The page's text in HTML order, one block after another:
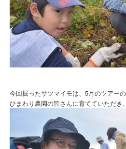
今回掘ったサツマイモは、5月のツアー
ひまわり農園の皆さんに育てていただき